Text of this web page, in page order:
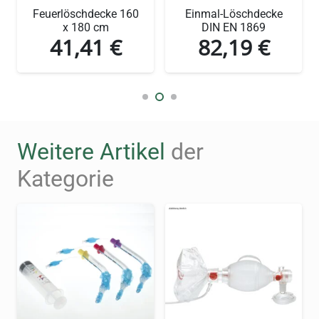
Wandbehälter für eine
Löschdecke und erleben
Sie den Unterschied!
Feuerlöschdecke 160
x 180 cm
41,41 €
Einmal-Löschdecke
DIN EN 1869
82,19€
Weitere Artikel der
Kategorie